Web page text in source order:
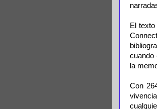
El
cuando
la
Con